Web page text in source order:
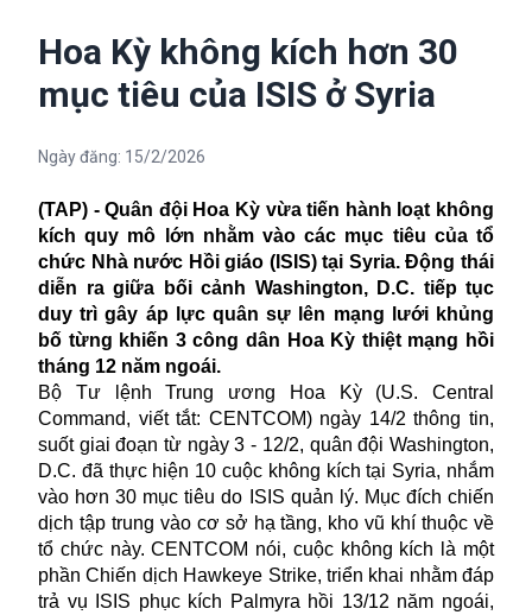
Hoa Kỳ không kích hơn 30
mục tiêu của ISIS ở Syria
Ngày đăng: 15/2/2026
(TAP) - Quân đội Hoa Kỳ vừa tiến hành loạt không
kích quy mô lớn nhằm vào các mục tiêu của tổ
chức Nhà nước Hồi giáo (ISIS) tại Syria. Động thái
diễn ra giữa bối cảnh Washington, D.C. tiếp tục
duy trì gây áp lực quân sự lên mạng lưới khủng
bố từng khiến 3 công dân Hoa Kỳ thiệt mạng hồi
tháng 12 năm ngoái.
Bộ Tư lệnh Trung ương Hoa Kỳ (U.S. Central
Command, viết tắt: CENTCOM) ngày 14/2 thông tin,
suốt giai đoạn từ ngày 3 - 12/2, quân đội Washington,
D.C. đã thực hiện 10 cuộc không kích tại Syria, nhắm
vào hơn 30 mục tiêu do ISIS quản lý. Mục đích chiến
dịch tập trung vào cơ sở hạ tầng, kho vũ khí thuộc về
tổ chức này. CENTCOM nói, cuộc không kích là một
phần Chiến dịch Hawkeye Strike, triển khai nhằm đáp
trả vụ ISIS phục kích Palmyra hồi 13/12 năm ngoái,